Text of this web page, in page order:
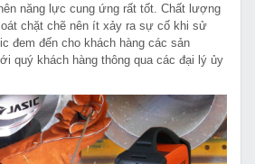
năng lực cung ứng rất tốt. Chất lượng
chặt chẽ nên ít xảy ra sự cố khi sử
đem đến cho khách hàng các sản
quý khách hàng thông qua các đại lý ủy